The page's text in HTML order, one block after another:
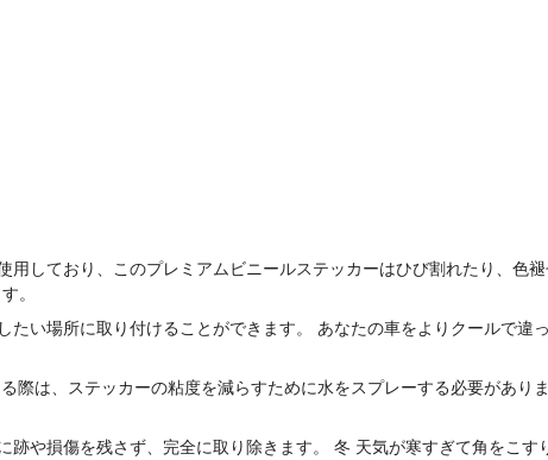
しており、このプレミアムビニールステッカーはひび割れたり、色
。
い場所に取り付けることができます。 あなたの車をよりクールで違
は、ステッカーの粘度を減らすために水をスプレーする必要があり
や損傷を残さず、完全に取り除きます。 冬 天気が寒すぎて角をこす